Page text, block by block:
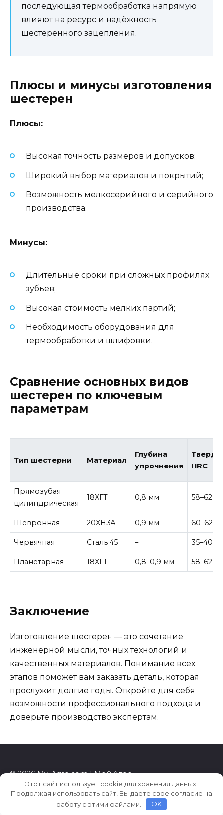
последующая термообработка напрямую
влияют на ресурс и надёжность
шестерённого зацепления.
Плюсы и минусы изготовления
шестерен
Плюсы:
Высокая точность размеров и допусков;
Широкий выбор материалов и покрытий;
Возможность мелкосерийного и серийного
производства.
Минусы:
Длительные сроки при сложных профилях
зубьев;
Высокая стоимость мелких партий;
Необходимость оборудования для
термообработки и шлифовки.
Сравнение основных видов
шестерен по ключевым
параметрам
Тип шестерни Материал
Глубина
упрочнения
HRC
Прямозубая
цилиндрическая
18ХГТ 0,8 мм 58–62
Шевронная 20ХН3А 0,9 мм 60–62
Червячная Сталь 45 – 35–40
Планетарная 18ХГТ 0,8–0,9 мм 58–62
Заключение
Изготовление шестерен — это сочетание
инженерной мысли, точных технологий и
качественных материалов. Понимание всех
этапов поможет вам заказать деталь, которая
прослужит долгие годы. Откройте для себя
возможности профессионального подхода и
доверьте производство экспертам.
© 2026 My-Agro.com | Мой Агро
8d6e8de1262ee7fd
Этот сайт использует cookie для хранения данных.
Продолжая использовать сайт, Вы даете свое согласие на
работу с этими файлами.
OK